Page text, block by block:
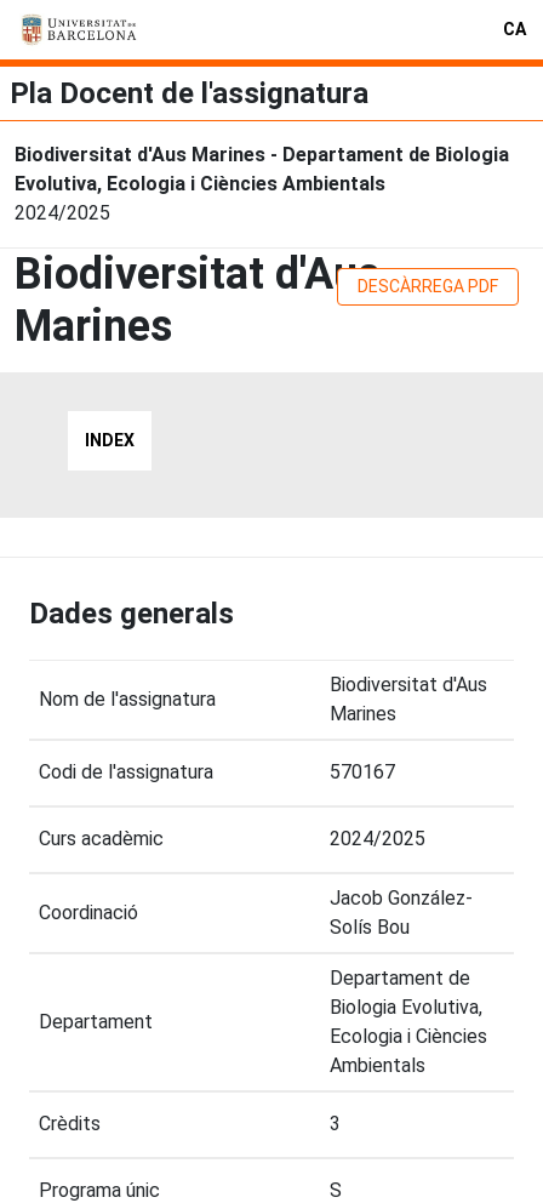
CA
Pla Docent de l'assignatura
Biodiversitat d'Aus Marines - Departament de Biologia
Evolutiva, Ecologia i Ciències Ambientals
2024/2025
Biodiversitat d'Aus
Marines
DESCÀRREGA PDF
INDEX
Dades generals
Nom de l'assignatura
Biodiversitat d'Aus
Marines
Codi de l'assignatura 570167
Curs acadèmic 2024/2025
Coordinació
Jacob González-
Solís Bou
Departament
Departament de
Biologia Evolutiva,
Ecologia i Ciències
Ambientals
Crèdits 3
Programa únic S